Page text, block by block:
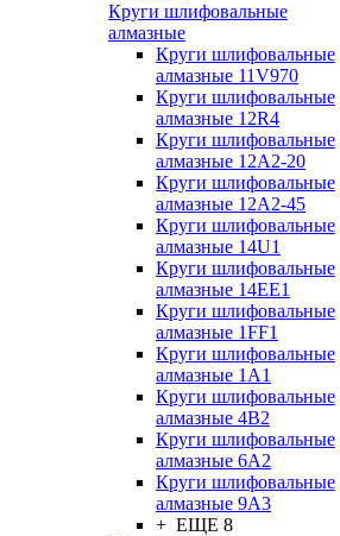
Круги шлифовальные
алмазные
Круги шлифовальные
алмазные 11V970
Круги шлифовальные
алмазные 12R4
Круги шлифовальные
алмазные 12А2-20
Круги шлифовальные
алмазные 12А2-45
Круги шлифовальные
алмазные 14U1
Круги шлифовальные
алмазные 14ЕЕ1
Круги шлифовальные
алмазные 1FF1
Круги шлифовальные
алмазные 1А1
Круги шлифовальные
алмазные 4В2
Круги шлифовальные
алмазные 6A2
Круги шлифовальные
алмазные 9А3
+ ЕЩЕ 8